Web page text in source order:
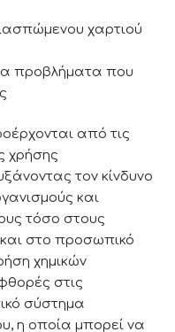
χαρτιού
προβλήματα που
από τις
χρήσης
τον κίνδυνο
και
τόσο στους
στο προσωπικό
χηµικών
στις
σύστηµα
η οποία µπορεί να